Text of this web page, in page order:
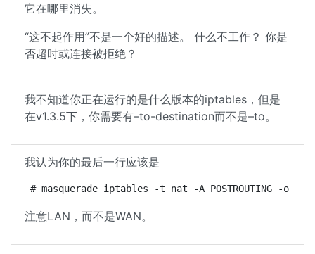
它在哪里消失。
“这不起作用”不是一个好的描述。 什么不工作？ 你是
否超时或连接被拒绝？
我不知道你正在运行的是什么版本的iptables，但是
在v1.3.5下，你需要有–to-destination而不是–to。
我认为你的最后一行应该是
# masquerade iptables -t nat -A POSTROUTING -o $LAN
注意LAN，而不是WAN。